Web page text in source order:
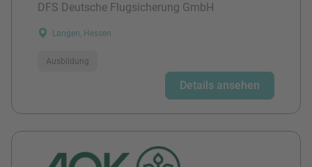
DFS Deutsche Flugsicherung GmbH
Langen, Hessen
Ausbildung
Details ansehen